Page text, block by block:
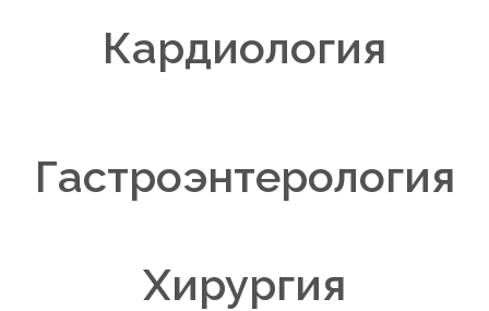
Кардиология
Гастроэнтерология
Хирургия